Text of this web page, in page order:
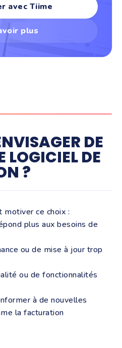
avec Tiime
plus
DE
LOGICIEL DE
?
motiver ce choix :
plus aux besoins de
ou de mise à jour trop
ou de fonctionnalités
à de nouvelles
la facturation